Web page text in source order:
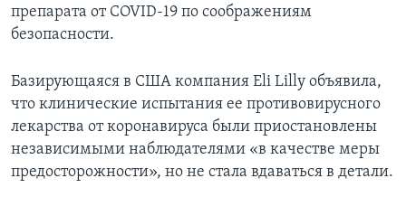
препарата от COVID-19 по соображениям
безопасности.
Базирующаяся в США компания Eli Lilly объявила,
что клинические испытания ее противовирусного
лекарства от коронавируса были приостановлены
независимыми наблюдателями «в качестве меры
предосторожности», но не стала вдаваться в детали.